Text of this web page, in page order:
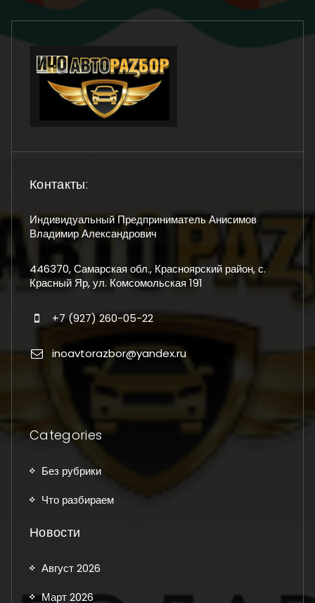
Контакты:
Индивидуальный Предприниматель Анисимов
Владимир Александрович
446370, Самарская обл., Красноярский район, с.
Красный Яр, ул. Комсомольская 191
+7 (927) 260-05-22
inoavtorazbor@yandex.ru
Categories
Без рубрики
Что разбираем
Новости
Август 2026
Март 2026